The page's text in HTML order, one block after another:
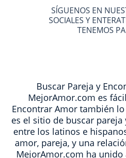
SÍGUENOS EN
SOCIALES Y
TENEMOS
Buscar Pareja y
MejorAmor.com es
Encontrar Amor también
es el sitio de buscar
entre los latinos e
amor, pareja, y una
MejorAmor.com ha